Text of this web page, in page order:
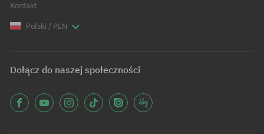
Kontakt
Polski / PLN
Dołącz do naszej społeczności